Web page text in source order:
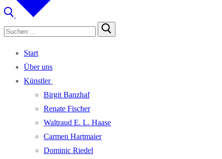
Suchen
Start
Über uns
Künst­ler
Bir­git Banzhaf
Rena­te Fischer
Wal­traud E. L. Haase
Car­men Hartmaier
Domi­nic Riedel